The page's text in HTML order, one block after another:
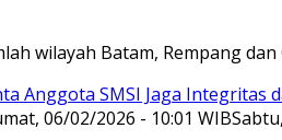
wilayah Batam, Rempang
06/02/2026 - 10:01 WIB